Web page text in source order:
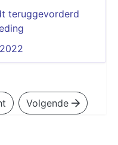
teruggevorderd
Volgende